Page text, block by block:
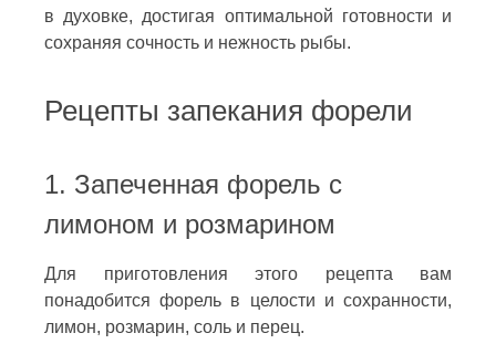
в духовке, достигая оптимальной готовности и
сохраняя сочность и нежность рыбы.
Рецепты запекания форели
1. Запеченная форель с
лимоном и розмарином
Для приготовления этого рецепта вам
понадобится форель в целости и сохранности,
лимон, розмарин, соль и перец.